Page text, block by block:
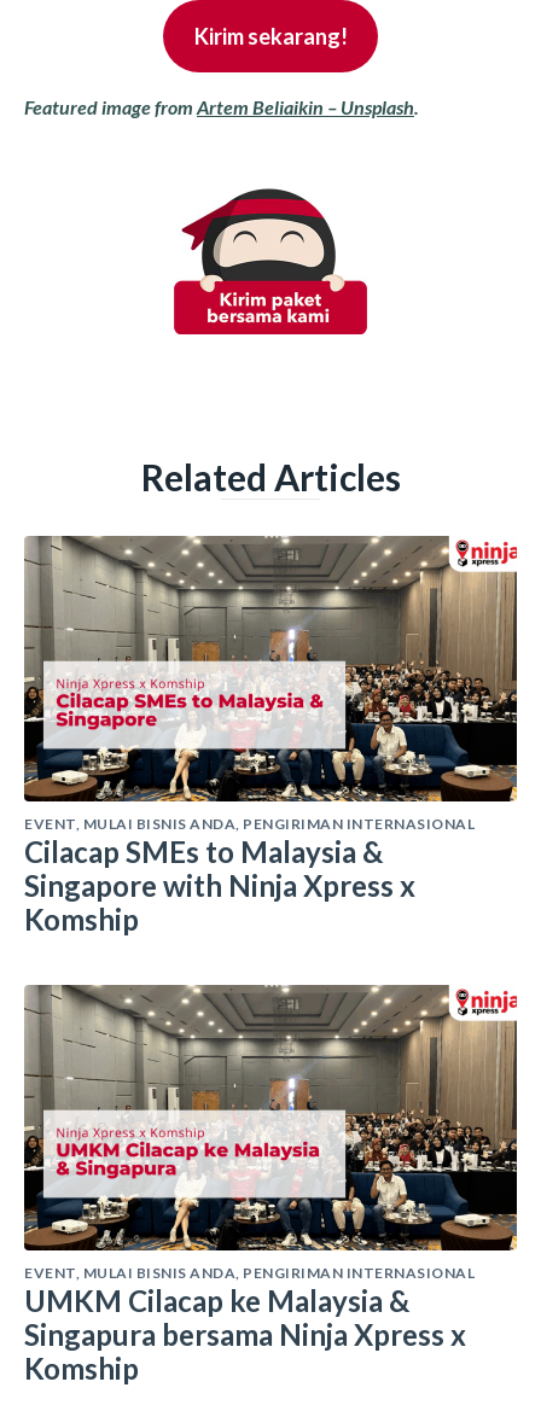
Kirim sekarang!
Featured image from Artem Beliaikin – Unsplash.
Related Articles
EVENT, MULAI BISNIS ANDA, PENGIRIMAN INTERNASIONAL
Cilacap SMEs to Malaysia &
Singapore with Ninja Xpress x
Komship
EVENT, MULAI BISNIS ANDA, PENGIRIMAN INTERNASIONAL
UMKM Cilacap ke Malaysia &
Singapura bersama Ninja Xpress x
Komship